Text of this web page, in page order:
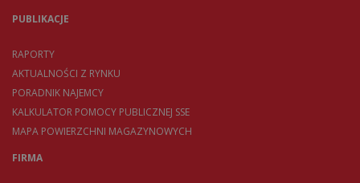
PUBLIKACJE
RAPORTY
AKTUALNOŚCI Z RYNKU
PORADNIK NAJEMCY
KALKULATOR POMOCY PUBLICZNEJ SSE
MAPA POWIERZCHNI MAGAZYNOWYCH
FIRMA